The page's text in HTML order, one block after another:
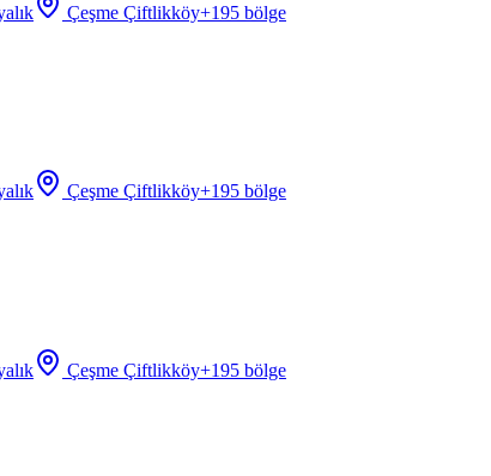
Çeşme Çiftlikköy+195 bölge
Çeşme Çiftlikköy+195 bölge
Çeşme Çiftlikköy+195 bölge